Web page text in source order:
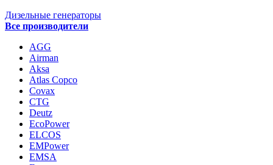
Дизельные генераторы
Все производители
AGG
Airman
Aksa
Atlas Copco
Covax
CTG
Deutz
EcoPower
ELCOS
EMPower
EMSA